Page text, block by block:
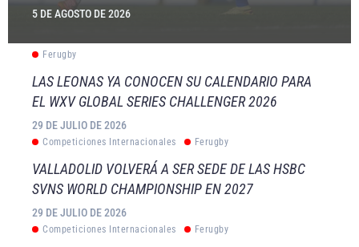
5 DE AGOSTO DE 2026
Ferugby
LAS LEONAS YA CONOCEN SU CALENDARIO PARA
EL WXV GLOBAL SERIES CHALLENGER 2026
29 DE JULIO DE 2026
Competiciones Internacionales Ferugby
VALLADOLID VOLVERÁ A SER SEDE DE LAS HSBC
SVNS WORLD CHAMPIONSHIP EN 2027
29 DE JULIO DE 2026
Competiciones Internacionales Ferugby